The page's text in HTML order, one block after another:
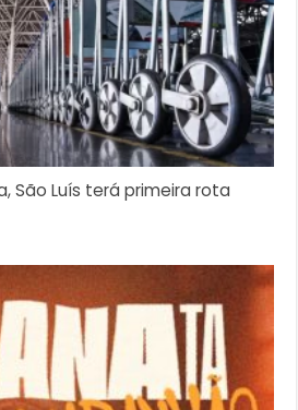
São Luís terá primeira rota